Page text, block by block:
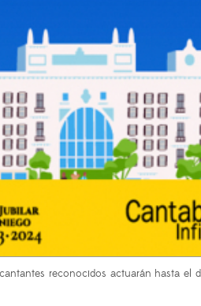
reconocidos actuarán hasta